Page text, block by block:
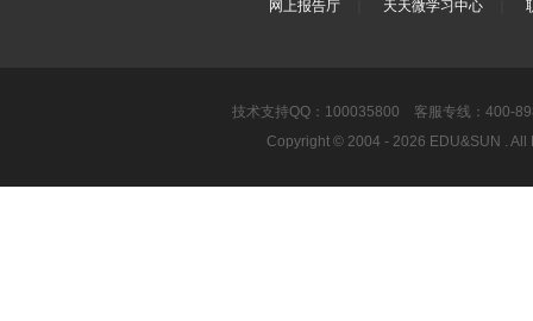
网上报告厅 天天微学习中心
技术支持QQ：100035800 客服专线：400-
Copyright © 2004 - 2026 EDU&SUN .